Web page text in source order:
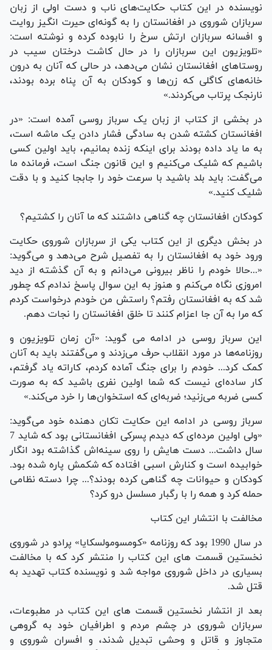
نویسنده در این کتاب حکایت‌های ناب و دست اولی از زبان
سربازان شوروی در افغانستان را به گونه‌ای حیرت انگیز روایت
و افسانه سربازان ارتش سرخ را نابوده کرده و نوشته است:
«تلویزیون این سربازان را در حال کاشت درختان سیب در
روستاهای افغانستان نشان می‌دهد، در حالی که آنان به درون
خانه‌های کاگلی که زن‌ها و کودکان به آن پناه برده بودند،
نارنجک پرتاب می‌کردند.»
در بخشی از کتاب از زبان یک سرباز روسی آمده است: «در
افغانستان کشته شدن به سادگی فشار دادن یک ماشه است،
به ما یاد داده بودند برای اینکه زنده بمانیم، باید اولین کسی
باشیم که شلیک می‌کنیم و این قانون جنگ است، فرمانده ما
می‌گفت: باید بلد باشید با سرعت خود را جابجا کنید و با دقت
شلیک کنید.»
کودکان افغانستان چه گناهی داشتند که ما آنان را کشتیم؟
در بخش دیگری از این کتاب یکی از سربازان شوروی حکایت
ورود خود به افغانستان را به تفصیل شرح می‌دهد و می‌گوید:
«...حالا خودم را ناظر بیرونی می‌دانم و به آن گذشته از دید
امروزی نگاه می‌کنم و هنوز به این سوال پاسخ ندادم که چطور
شد که به افغانستان رفتم؟ راستش من خودم درخواست کردم
که مرا به آن جا اعزام کنند تا خلق افغانستان را نجات دهم.
این سرباز روسی در ادامه می گوید: «آن زمان تلویزیون و
روزنامه‌ها در مورد انقلاب حرف می‌زدند و می‌گفتند باید به آنان
کمک کرد... خودم را برای جنگ آماده کردم، کاراته یاد گرفتم،
کار ساده‌ای نیست که شما اولین نفری باشید که به صورت
کسی ضربه می‌زنید؛ ضربه‌ای که استخوان‌ها را خرد می‌کند.»
سرباز روسی در ادامه این حکایت تکان دهنده خود می‌گوید:
«ولی اولین مرده‌ای که دیدم پسرکی افغانستانی بود که شاید 7
سال داشت... دست هایش را روی سینه‌اش گذاشته بود انگار
خوابیده است و کنارش اسبی افتاده که شکمش پاره شده بود.
کودکان و حیوانات چه گناهی کرده بودند؟... چرا دسته نظامی
حمله کرد و همه را با رگبار مسلسل درو کرد؟
مخالفت با انتشار این کتاب
در سال 1990 بود که روزنامه «کومسومولسکایا» پرادو در شوروی
نخستین قسمت های این کتاب را منتشر کرد که با مخالفت
بسیاری در داخل شوروی مواجه شد و نویسنده کتاب تهدید به
قتل شد.
بعد از انتشار نخستین قسمت های این کتاب در مطبوعات،
سربازان شوروی در چشم مردم و اطرافیان خود به گروهی
متجاوز و قاتل و وحشی تبدیل شدند، و افسران شوروی و